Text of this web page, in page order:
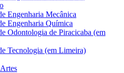
Engenharia Mecânica
Engenharia Química
Odontologia de Piracicaba (em
Tecnologia (em Limeira)